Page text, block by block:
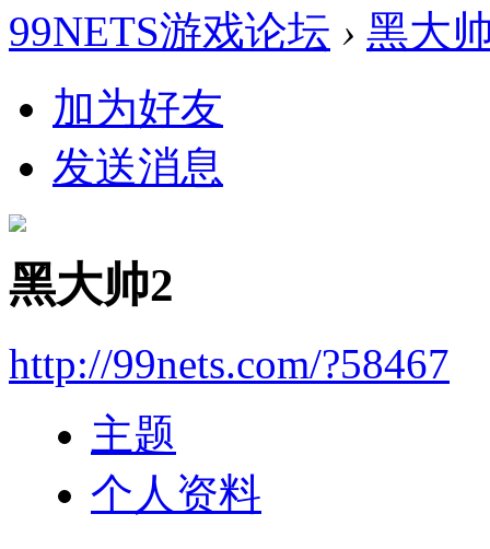
99NETS游戏论坛 › 黑大
加为好友
发送消息
黑大帅2
http://99nets.com/?58467
主题
个人资料